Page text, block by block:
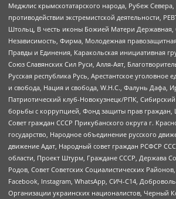
Меджлис крымскотатарского народа, Рубеж
противодействии экстремистской деятельности,
Штольц, В честь иконы Божией Матери Державная,
Независимость, Фирма, Молодежная
Правды и Единения, Каракольская инициативная
Союз Славянских Сил Руси, Алля-Аят,
Русская республика Русь, Арестантское уголовное
и свобода, Нация и свобода, W.H.С., Фалунь Дафа,
Патриотический клуб-Новокузнецк/РПК,
борьбы с коррупцией, Фонд защиты прав граждан,
Совет граждан СССР Прикубанского округа г.
государство, Народное объединение русского
движение Адат, Народный совет граждан РСФСР
области, Проект Штурм, Граждане СССР, Держава
Родов, Совет Советских Социалистических
Facebook, Instagram, WhatsApp, СИЧ-С14,
Организации украинских националистов, Черный